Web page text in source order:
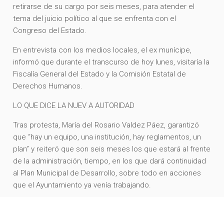
retirarse de su cargo por seis meses, para atender el
tema del juicio político al que se enfrenta con el
Congreso del Estado.
En entrevista con los medios locales, el ex munícipe,
informó que durante el transcurso de hoy lunes, visitaría la
Fiscalía General del Estado y la Comisión Estatal de
Derechos Humanos.
LO QUE DICE LA NUEV A AUTORIDAD
Tras protesta, María del Rosario Valdez Páez, garantizó
que “hay un equipo, una institución, hay reglamentos, un
plan” y reiteró que son seis meses los que estará al frente
de la administración, tiempo, en los que dará continuidad
al Plan Municipal de Desarrollo, sobre todo en acciones
que el Ayuntamiento ya venía trabajando.